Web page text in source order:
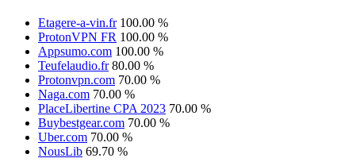
Etagere-a-vin.fr 100.00 %
ProtonVPN FR 100.00 %
Appsumo.com 100.00 %
Teufelaudio.fr 80.00 %
Protonvpn.com 70.00 %
Naga.com 70.00 %
PlaceLibertine CPA 2023 70.00 %
Buybestgear.com 70.00 %
Uber.com 70.00 %
NousLib 69.70 %